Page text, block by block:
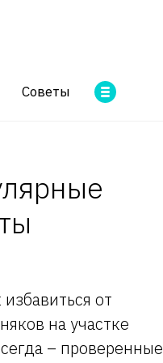
Советы
избавиться от
на участке
– проверенные